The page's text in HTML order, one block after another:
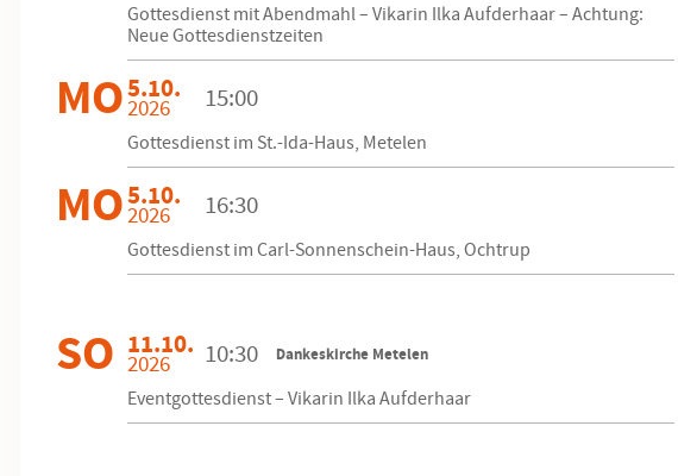
Gottesdienst mit Abendmahl – Vikarin Ilka Aufderhaar – Achtung:
Neue Gottesdienstzeiten
MO5.10.
2026 15:00
Gottesdienst im St.-Ida-Haus, Metelen
MO5.10.
2026 16:30
Gottesdienst im Carl-Sonnenschein-Haus, Ochtrup
SO 11.10.
2026 10:30 Dankeskirche Metelen
Eventgottesdienst – Vikarin Ilka Aufderhaar